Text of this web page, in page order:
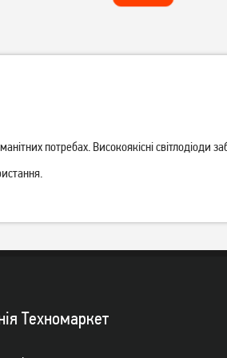
акумулятором
грн
грн
K (27-0003)
1 039грн
829грн
потребах. Високоякісні
Техномаркет